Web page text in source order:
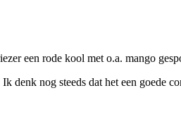
een rode kool met o.a. mango
denk nog steeds dat het een goede